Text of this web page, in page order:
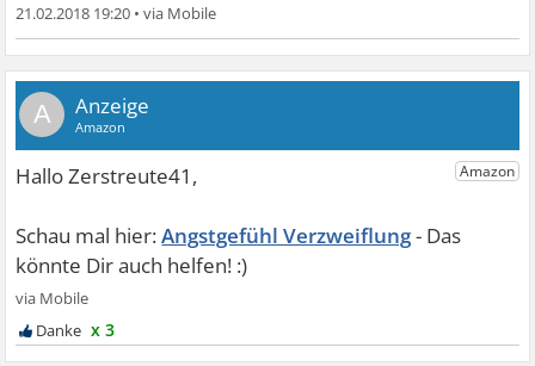
21.02.2018 19:20 •
A
Angstgefühl Verzweiflung
x 3